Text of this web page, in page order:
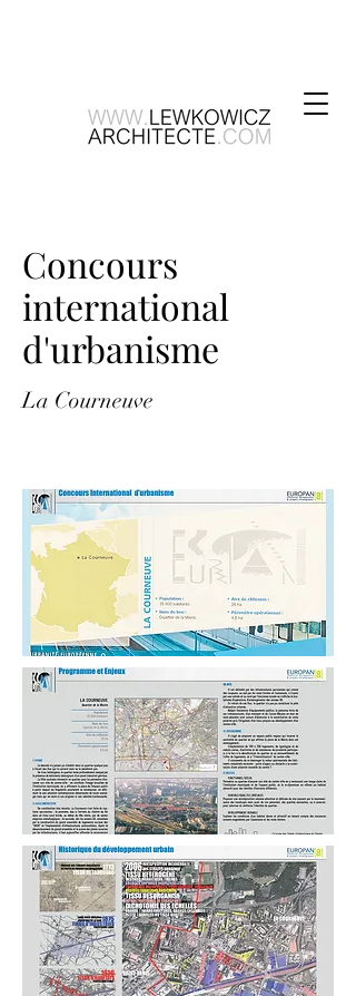
Concours
international
d'urbanisme
La Courneuve